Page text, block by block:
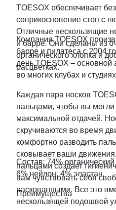
TOESOX обеспечивает
соприкосновение стоп с
Отличные нескользящие
и барре. Они сделаны из
органического хлопка и
расцветках.
Компания TOESOX
барре и пилатеса с 2004
день TOESOX – основной
во многих клубах и
Каждая пара носков
пальцами, чтобы вы могли
максимальной отдачей.
скручиваются во время
комфортно разводить
сковывает ваши
пальцами создает
вам чувствовать себя
раскованными. Все это
нескользящей подошвой
Состав: 74%
6% нейлон, 4% эластан.
Преимущества